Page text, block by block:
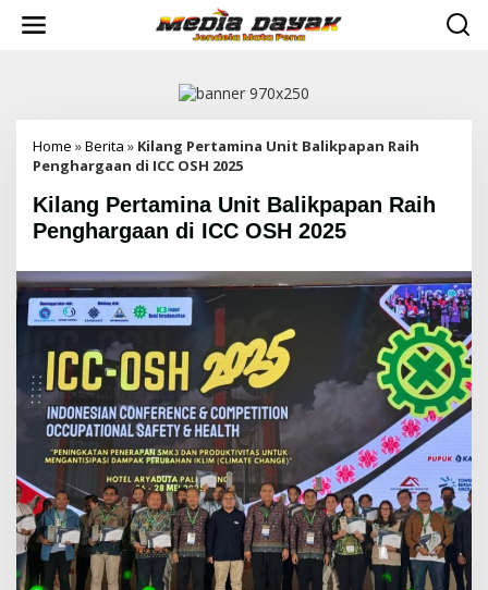
Home »Berita » Kilang Pertamina Unit Balikpapan Raih
Penghargaan di ICC OSH 2025
Kilang Pertamina Unit Balikpapan Raih
Penghargaan di ICC OSH 2025